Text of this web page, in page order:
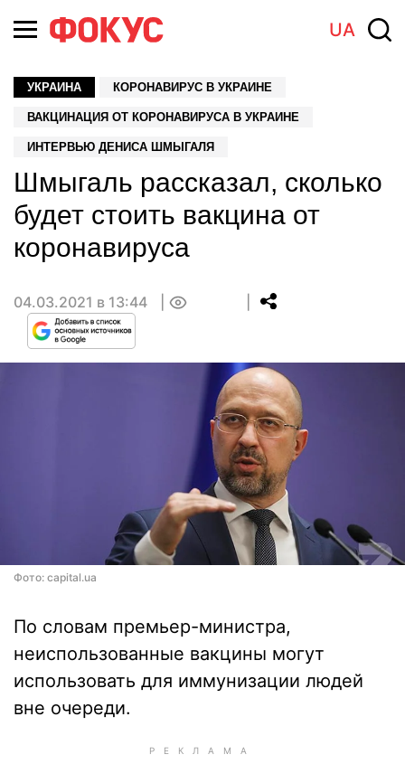
UA
УКРАИНА КОРОНАВИРУС В УКРАИНЕ
ВАКЦИНАЦИЯ ОТ КОРОНАВИРУСА В УКРАИНЕ
ИНТЕРВЬЮ ДЕНИСА ШМЫГАЛЯ
Шмыгаль рассказал, сколько
будет стоить вакцина от
коронавируса
04.03.2021 в 13:44
Фото: capital.ua
По словам премьер-министра,
неиспользованные вакцины могут
использовать для иммунизации людей
вне очереди.